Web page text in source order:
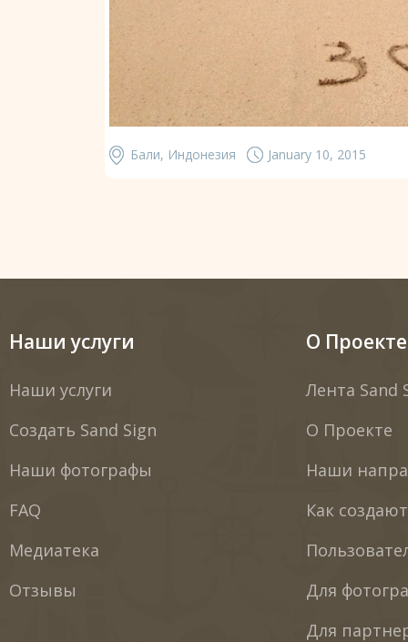
Бали, Индонезия January 10, 2015
Наши услуги
Наши услуги
Создать Sand Sign
Наши фотографы
FAQ
Медиатека
Отзывы
О Проекте
Лента Sand
О Проекте
Наши
Как
Для
Для